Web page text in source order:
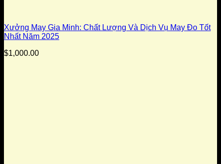
Xưởng May Gia Minh: Chất Lượng Và Dịch Vụ May Đo Tốt
Nhất Năm 2025
$1,000.00